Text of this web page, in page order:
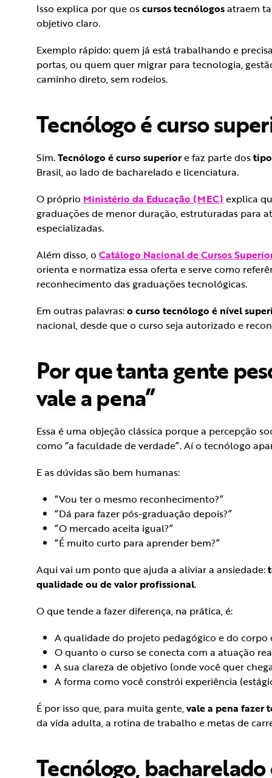
Isso explica por que oscursos tecnólogosatraem
objetivo claro.
Exemplo rápido: quem já está trabalhando e
portas, ou quem quer migrar para tecnologia,
caminho direto, sem rodeios.
Tecnólogo é curso
Sim.Tecnólogo é curso superiore faz parte dos
Brasil, ao lado de bacharelado e licenciatura.
O próprio Ministério da Educação (MEC) explica
graduações de menor duração, estruturadas para
especializadas.
Além disso, o Catálogo Nacional de Cursos
orienta e normatiza essa oferta e serve como
reconhecimento das graduações tecnológicas.
Em outras palavras:o curso tecnólogo é nível
nacional, desde que o curso seja autorizado e
Por que tanta gente
vale a pena”
Essa é uma objeção clássica porque a percepção
como “a faculdade de verdade”. Aí o tecnólogo
E as dúvidas são bem humanas:
“Vou ter o mesmo reconhecimento?”
“Dá para fazer pós-graduação depois?”
“O mercado aceita igual?”
“É muito curto para aprender bem?”
Aqui vai um ponto que ajuda a aliviar a ansiedade:
qualidade ou de valor profissional.
O que tende a fazer diferença, na prática, é:
A qualidade do projeto pedagógico e do corpo
O quanto o curso se conecta com a atuação
A sua clareza de objetivo (onde você quer
A forma como você constrói experiência
É por isso que, para muita gente,vale a pena fazer
da vida adulta, a rotina de trabalho e metas de
Tecnólogo,